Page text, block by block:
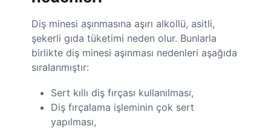
Diş minesi aşınmasına aşırı alkollü, asitli,
şekerli gıda tüketimi neden olur. Bunlarla
birlikte diş minesi aşınması nedenleri aşağıda
sıralanmıştır:
Sert kıllı diş fırçası kullanılması,
Diş fırçalama işleminin çok sert
yapılması,